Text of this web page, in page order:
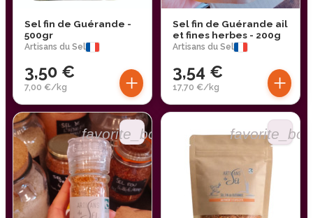
Sel fin de Guérande -
500gr
Artisans du Sel
3,50 €
7,00 €/kg +
Sel fin de Guérande ail
et fines herbes - 200g
Artisans du Sel
3,54 €
17,70 €/kg +
favorite_border